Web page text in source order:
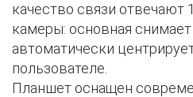
качество связи отвечают
камеры: основная
автоматически
пользователе.
Планшет оснащен